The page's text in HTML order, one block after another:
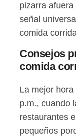
pizarra
señal
comida
Consejos
comida
La mejor
p.m., cuando
restaurantes
pequeños